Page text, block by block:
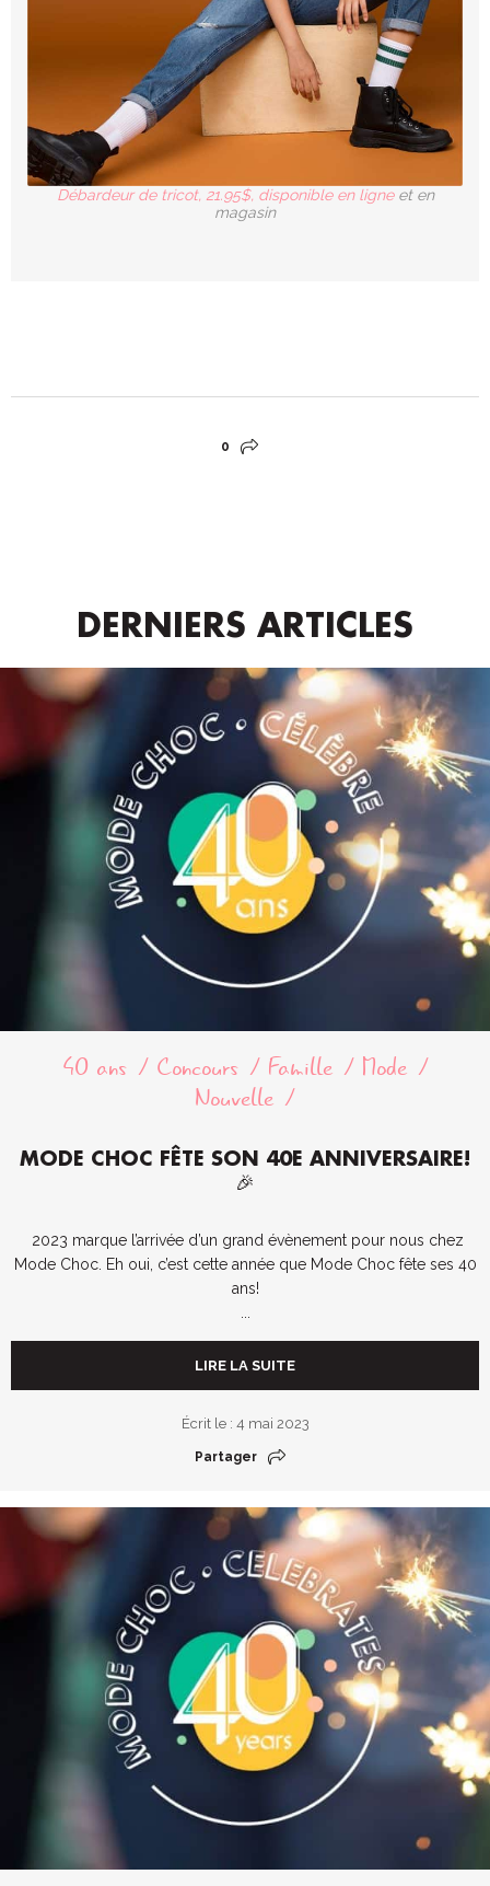
Débardeur de tricot, 21.95$, disponible en ligneet en
magasin
0
DERNIERS ARTICLES
40 ans Concours Famille
Mode
Nouvelle
MODE CHOC FÊTE SON 40E ANNIVERSAIRE!
🎉
2023 marque l’arrivée d’un grand évènement pour nous chez
Mode Choc. Eh oui, c’est cette année que Mode Choc fête ses 40
ans!
LIRE LA SUITE
Écrit le : 4 mai 2023
Partager